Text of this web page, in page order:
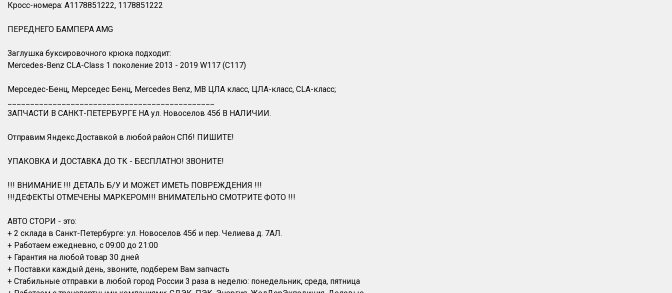
Кросс-номера: A1178851222, 1178851222
ПЕРЕДНЕГО БАМПЕРА AMG
Заглушка буксировочного крюка подходит:
Mercedes-Benz CLA-Class 1 поколение 2013 - 2019 W117 (C117)
Мерседес-Бенц, Мерседес Бенц, Mercedes Benz, MB ЦЛА класс, ЦЛА-класс, CLA-класс;
ЗАПЧАСТИ В САНКТ-ПЕТЕРБУРГЕ НА ул. Новоселов 45б В НАЛИЧИИ.
Отправим Яндекс.Доставкой в любой район СПб! ПИШИТЕ!
УПАКОВКА И ДОСТАВКА ДО ТК - БЕСПЛАТНО! ЗВОНИТЕ!
!!! ВНИМАНИЕ !!! ДЕТАЛЬ Б/У И МОЖЕТ ИМЕТЬ ПОВРЕЖДЕНИЯ !!!
!!!ДЕФЕКТЫ ОТМЕЧЕНЫ МАРКЕРОМ!!! ВНИМАТЕЛЬНО СМОТРИТЕ ФОТО !!!
АВТО СТОРИ - это:
+ 2 склада в Санкт-Петербурге: ул. Новоселов 45б и пер. Челиева д. 7АЛ.
+ Работаем ежедневно, с 09:00 до 21:00
+ Гарантия на любой товар 30 дней
+ Поставки каждый день, звоните, подберем Вам запчасть
+ Стабильные отправки в любой город России 3 раза в неделю: понедельник, среда, пятница